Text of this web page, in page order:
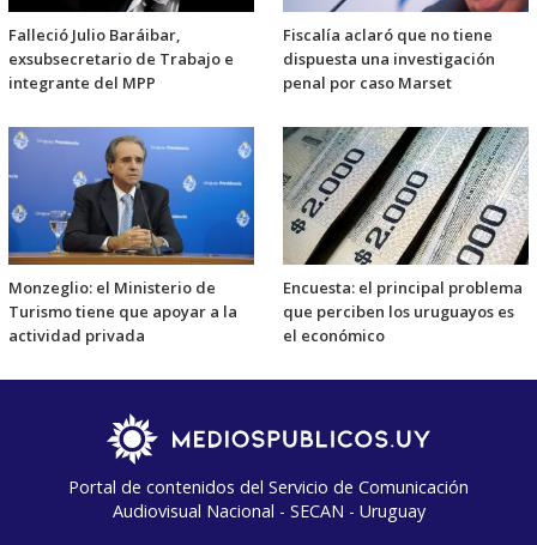
Falleció Julio Baráibar,
exsubsecretario de Trabajo e
integrante del MPP
Fiscalía aclaró que no tiene
dispuesta una investigación
penal por caso Marset
Monzeglio: el Ministerio de
Turismo tiene que apoyar a la
actividad privada
Encuesta: el principal problema
que perciben los uruguayos es
el económico
Portal de contenidos del Servicio de Comunicación
Audiovisual Nacional - SECAN - Uruguay